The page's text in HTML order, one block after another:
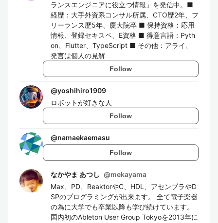
ランスエンジニアに役立つ情報」を発信中。■
経歴：大手外資系コンサル所属、CTO歴2年、フ
リーランス歴5年、慶大院卒 ■ 保持資格：応用
情報、登録セキスペ、E資格 ■ 得意言語：Pyth
on、Flutter、TypeScript ■ その他：アライ、
発言は個人の見解
Follow
@yoshihiro1909
ロボットが好きな人
Follow
@namaekaemasu
Follow
なかやま あつし @mekayama
Max、PD、ReaktorやC、HDL、アセンブラやD
SPのプログラミングが出来ます。 全て電子楽器
の為に大学でも卒業以降も学び続けています。
国内初のAbleton User Group Tokyoを2013年に